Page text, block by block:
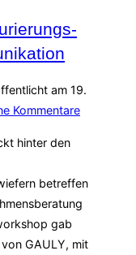
am 19.
Kommentare
hinter den
betreffen
gab
GAULY, mit